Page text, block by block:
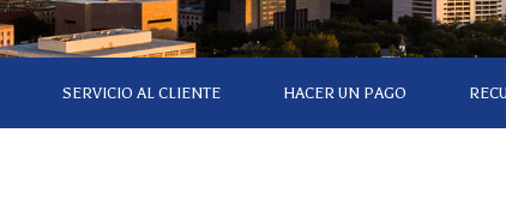
SERVICIO AL CLIENTE HACER UN PAGO